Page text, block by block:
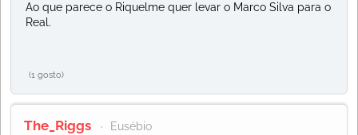
Ao que parece o Riquelme quer levar o Marco Silva para o
Real.
(1 gosto)
The_Riggs Eusébio